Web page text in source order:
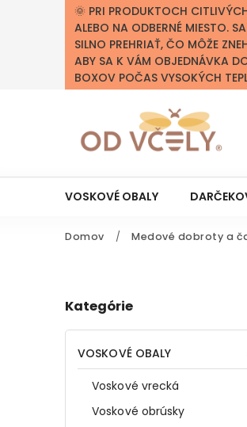
🌞 PRI PRODUKTOCH
ALEBO NA ODBERNÉ MIESTO.
SILNO PREHRIAŤ, ČO MÔŽE
ABY SA K VÁM OBJEDNÁVKA
BOXOV POČAS VYSOKÝCH
VOSKOVÉ OBALY
Domov / Medové dobroty a
Kategórie
VOSKOVÉ OBALY
Voskové vrecká
Voskové obrúsky